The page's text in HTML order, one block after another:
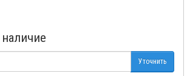
Уточнить